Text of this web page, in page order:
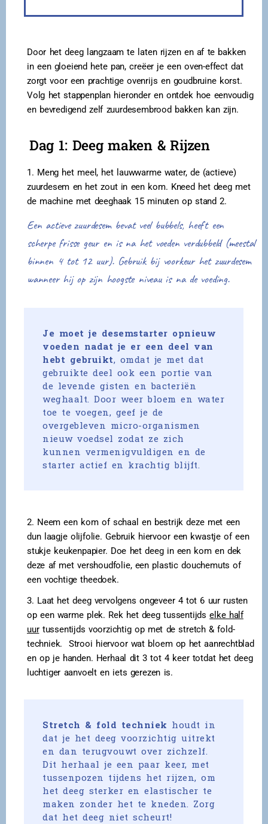
Door het deeg langzaam te laten rijzen en af te bakken
in een gloeiend hete pan, creëer je een oven-effect dat
zorgt voor een prachtige ovenrijs en goudbruine korst.
Volg het stappenplan hieronder en ontdek hoe eenvoudig
en bevredigend zelf zuurdesembrood bakken kan zijn.
Dag 1: Deeg maken & Rijzen
1. Meng het meel, het lauwwarme water, de (actieve)
zuurdesem en het zout in een kom. Kneed het deeg met
de machine met deeghaak 15 minuten op stand 2.
Een actieve zuurdesem bevat veel bubbels, heeft een
scherpe frisse geur en is na het voeden verdubbeld (meestal
binnen 4 tot 12 uur). Gebruik bij voorkeur het zuurdesem
wanneer hij op zijn hoogste niveau is na de voeding.
Je moet je desemstarter opnieuw
voeden nadat je er een deel van
hebt gebruikt, omdat je met dat
gebruikte deel ook een portie van
de levende gisten en bacteriën
weghaalt. Door weer bloem en water
toe te voegen, geef je de
overgebleven micro-organismen
nieuw voedsel zodat ze zich
kunnen vermenigvuldigen en de
starter actief en krachtig blijft.
2. Neem een kom of schaal en bestrijk deze met een
dun laagje olijfolie. Gebruik hiervoor een kwastje of een
stukje keukenpapier. Doe het deeg in een kom en dek
deze af met vershoudfolie, een plastic douchemuts of
een vochtige theedoek.
3. Laat het deeg vervolgens ongeveer 4 tot 6 uur rusten
op een warme plek. Rek het deeg tussentijdselke half
uurtussentijds voorzichtig op met de stretch & fold-
techniek. Strooi hiervoor wat bloem op het aanrechtblad
en op je handen. Herhaal dit 3 tot 4 keer totdat het deeg
luchtiger aanvoelt en iets gerezen is.
Stretch & fold techniek houdt in
dat je het deeg voorzichtig uitrekt
en dan terugvouwt over zichzelf.
Dit herhaal je een paar keer, met
tussenpozen tijdens het rijzen, om
het deeg sterker en elastischer te
maken zonder het te kneden. Zorg
dat het deeg niet scheurt!